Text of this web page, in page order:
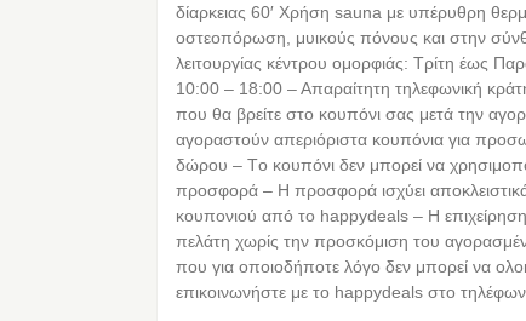
δίαρκειας 60′ Χρήση sauna με υπέρυθρη
οστεοπόρωση, μυικούς πόνους και στην
λειτουργίας κέντρου ομορφιάς: Τρίτη έως
10:00 – 18:00 – Απαραίτητη τηλεφωνική
που θα βρείτε στο κουπόνι σας μετά την
αγοραστούν απεριόριστα κουπόνια για
δώρου – Tο κουπόνι δεν μπορεί να
προσφορά – Η προσφορά ισχύει
κουπονιού από τo happydeals – Η
πελάτη χωρίς την προσκόμιση του
που για οποιοδήποτε λόγο δεν μπορεί να
επικοινωνήστε με το happydeals στο